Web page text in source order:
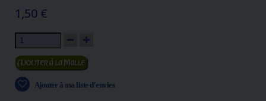
1,50 €
Ajouter au panier
Ajouter à ma liste d'envies